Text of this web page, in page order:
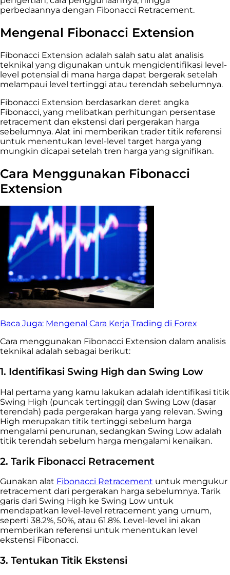
perbedaannya dengan Fibonacci Retracement.
Mengenal Fibonacci Extension
Fibonacci Extension adalah salah satu alat analisis
teknikal yang digunakan untuk mengidentifikasi level-
level potensial di mana harga dapat bergerak setelah
melampaui level tertinggi atau terendah sebelumnya.
Fibonacci Extension berdasarkan deret angka
Fibonacci, yang melibatkan perhitungan persentase
retracement dan ekstensi dari pergerakan harga
sebelumnya. Alat ini memberikan trader titik referensi
untuk menentukan level-level target harga yang
mungkin dicapai setelah tren harga yang signifikan.
Cara Menggunakan Fibonacci
Extension
Baca Juga: Mengenal Cara Kerja Trading di Forex
Cara menggunakan Fibonacci Extension dalam analisis
teknikal adalah sebagai berikut:
1. Identifikasi Swing High dan Swing Low
Hal pertama yang kamu lakukan adalah identifikasi titik
Swing High (puncak tertinggi) dan Swing Low (dasar
terendah) pada pergerakan harga yang relevan. Swing
High merupakan titik tertinggi sebelum harga
mengalami penurunan, sedangkan Swing Low adalah
titik terendah sebelum harga mengalami kenaikan.
2. Tarik Fibonacci Retracement
Gunakan alat Fibonacci Retracement untuk mengukur
retracement dari pergerakan harga sebelumnya. Tarik
garis dari Swing High ke Swing Low untuk
mendapatkan level-level retracement yang umum,
seperti 38.2%, 50%, atau 61.8%. Level-level ini akan
memberikan referensi untuk menentukan level
ekstensi Fibonacci.
3. Tentukan Titik Ekstensi